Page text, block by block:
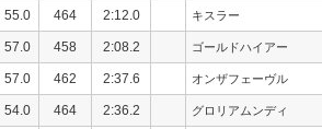
55.0 464 2:12.0 キスラー
57.0 458 2:08.2 ゴールドハイアー
57.0 462 2:37.6 オンザフェーヴル
54.0 464 2:36.2 グロリアムンディ